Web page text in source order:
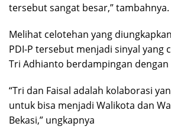
tersebut sangat besar,” tambahnya.
Melihat celotehan yang
PDI-P tersebut menjadi sinyal yang
Tri Adhianto berdampingan dengan
“Tri dan Faisal adalah kolaborasi
untuk bisa menjadi Walikota dan
Bekasi,” ungkapnya